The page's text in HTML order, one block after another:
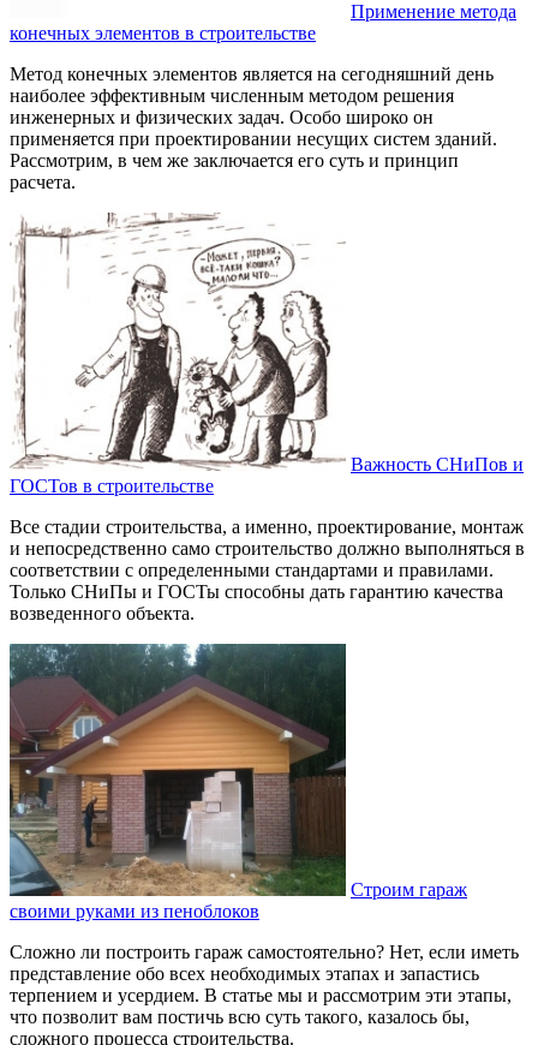
Применение метода
конечных элементов в строительстве
Метод конечных элементов является на сегодняшний день
наиболее эффективным численным методом решения
инженерных и физических задач. Особо широко он
применяется при проектировании несущих систем зданий.
Рассмотрим, в чем же заключается его суть и принцип
расчета.
Важность СНиПов и
ГОСТов в строительстве
Все стадии строительства, а именно, проектирование, монтаж
и непосредственно само строительство должно выполняться в
соответствии с определенными стандартами и правилами.
Только СНиПы и ГОСТы способны дать гарантию качества
возведенного объекта.
Строим гараж
своими руками из пеноблоков
Сложно ли построить гараж самостоятельно? Нет, если иметь
представление обо всех необходимых этапах и запастись
терпением и усердием. В статье мы и рассмотрим эти этапы,
что позволит вам постичь всю суть такого, казалось бы,
сложного процесса строительства.